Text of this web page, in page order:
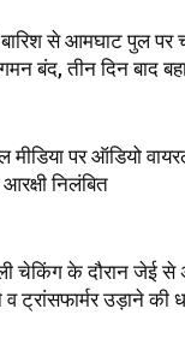
बारिश से आमघाट पुल पर
बंद, तीन दिन बाद
मीडिया पर ऑडियो
निलंबित
चेकिंग के दौरान जेई से
व ट्रांसफार्मर उड़ाने की